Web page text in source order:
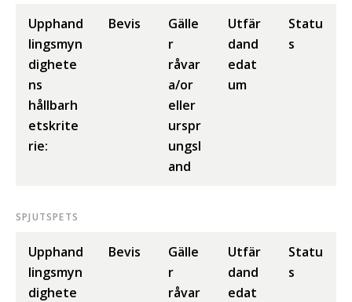
Upphand
lingsmyn
dighete
ns
hållbarh
etskrite
rie:
Bevis
Gälle
r
råvar
a/or
eller
urspr
ungsl
and
Utfär
dand
edat
um
Statu
s
SPJUTSPETS
Upphand
lingsmyn
dighete
Bevis
Gälle
r
råvar
Utfär
dand
edat
Statu
s